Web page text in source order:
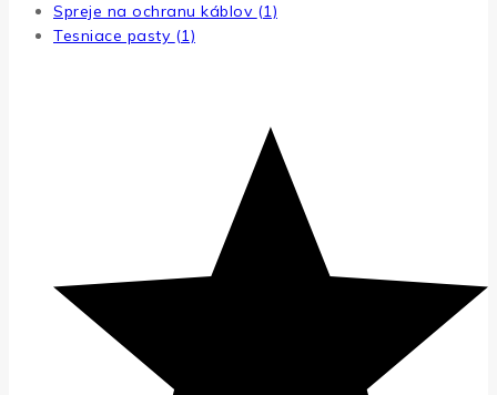
Spreje na ochranu káblov (1)
Tesniace pasty (1)